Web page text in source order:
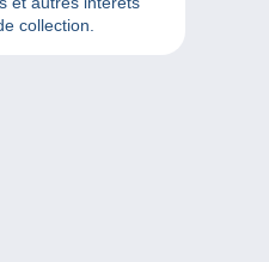
collection.